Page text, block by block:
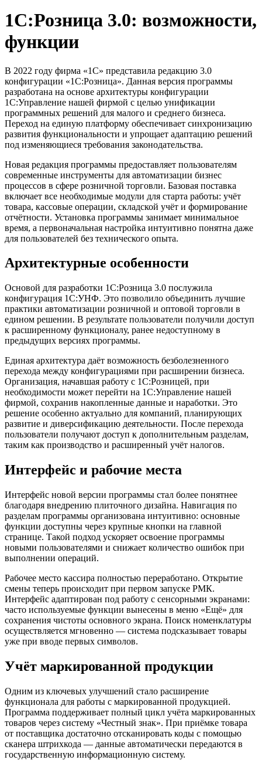
1С:Розница 3.0: возможности,
функции
В 2022 году фирма «1С» представила редакцию 3.0
конфигурации «1С:Розница». Данная версия программы
разработана на основе архитектуры конфигурации
1С:Управление нашей фирмой с целью унификации
программных решений для малого и среднего бизнеса.
Переход на единую платформу обеспечивает синхронизацию
развития функциональности и упрощает адаптацию решений
под изменяющиеся требования законодательства.
Новая редакция программы предоставляет пользователям
современные инструменты для автоматизации бизнес
процессов в сфере розничной торговли. Базовая поставка
включает все необходимые модули для старта работы: учёт
товара, кассовые операции, складской учёт и формирование
отчётности. Установка программы занимает минимальное
время, а первоначальная настройка интуитивно понятна даже
для пользователей без технического опыта.
Архитектурные особенности
Основой для разработки 1С:Розница 3.0 послужила
конфигурация 1С:УНФ. Это позволило объединить лучшие
практики автоматизации розничной и оптовой торговли в
едином решении. В результате пользователи получили доступ
к расширенному функционалу, ранее недоступному в
предыдущих версиях программы.
Единая архитектура даёт возможность безболезненного
перехода между конфигурациями при расширении бизнеса.
Организация, начавшая работу с 1С:Розницей, при
необходимости может перейти на 1С:Управление нашей
фирмой, сохранив накопленные данные и наработки. Это
решение особенно актуально для компаний, планирующих
развитие и диверсификацию деятельности. После перехода
пользователи получают доступ к дополнительным разделам,
таким как производство и расширенный учёт налогов.
Интерфейс и рабочие места
Интерфейс новой версии программы стал более понятнее
благодаря внедрению плиточного дизайна. Навигация по
разделам программы организована интуитивно: основные
функции доступны через крупные кнопки на главной
странице. Такой подход ускоряет освоение программы
новыми пользователями и снижает количество ошибок при
выполнении операций.
Рабочее место кассира полностью переработано. Открытие
смены теперь происходит при первом запуске РМК.
Интерфейс адаптирован под работу с сенсорными экранами:
часто используемые функции вынесены в меню «Ещё» для
сохранения чистоты основного экрана. Поиск номенклатуры
осуществляется мгновенно — система подсказывает товары
уже при вводе первых символов.
Учёт маркированной продукции
Одним из ключевых улучшений стало расширение
функционала для работы с маркированной продукцией.
Программа поддерживает полный цикл учёта маркированных
товаров через систему «Честный знак». При приёмке товара
от поставщика достаточно отсканировать коды с помощью
сканера штрихкода — данные автоматически передаются в
государственную информационную систему.